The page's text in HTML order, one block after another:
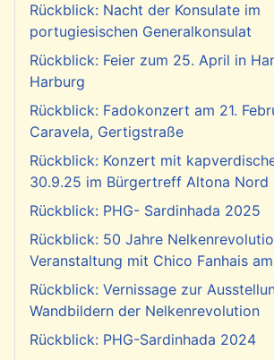
Rückblick: Nacht der Konsulate im
portugiesischen Generalkonsulat
Rückblick: Feier zum 25. April in
Harburg
Rückblick: Fadokonzert am 21.
Caravela, Gertigstraße
Rückblick: Konzert mit
30.9.25 im Bürgertreff Altona Nord
Rückblick: PHG- Sardinhada 2025
Rückblick: 50 Jahre
Veranstaltung mit Chico Fanhais
Rückblick: Vernissage zur
Wandbildern der Nelkenrevolution
Rückblick: PHG-Sardinhada 2024